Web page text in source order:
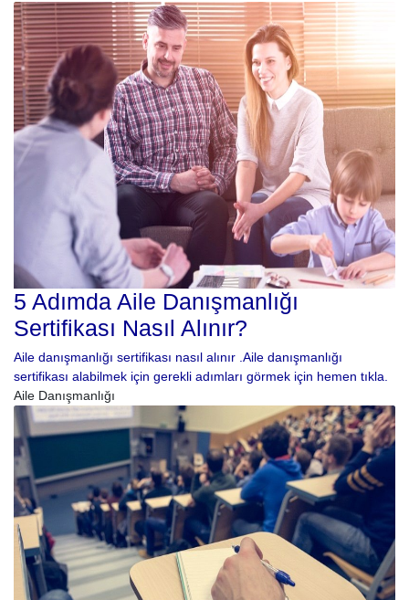
5 Adımda Aile Danışmanlığı
Sertifikası Nasıl Alınır?
Aile danışmanlığı sertifikası nasıl alınır .Aile danışmanlığı
sertifikası alabilmek için gerekli adımları görmek için hemen tıkla.
Aile Danışmanlığı